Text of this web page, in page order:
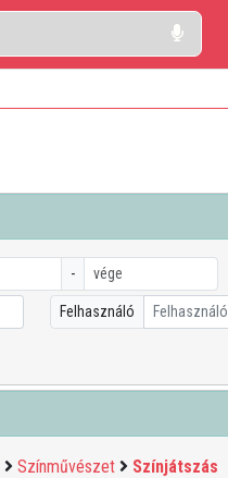
-
Felhasználó Felhasználó
Színművészet Színjátszás